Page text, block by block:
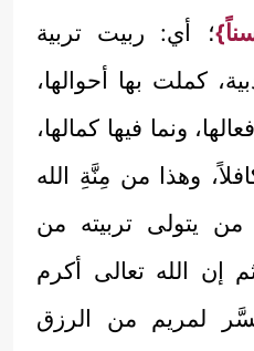
؛ أي: ربيت تربية
كملت بها أحوالها،
ونما فيها كمالها،
وهذا من مِنَّةِ الله
يتولى تربيته من
إن الله تعالى أكرم
لمريم من الرزق